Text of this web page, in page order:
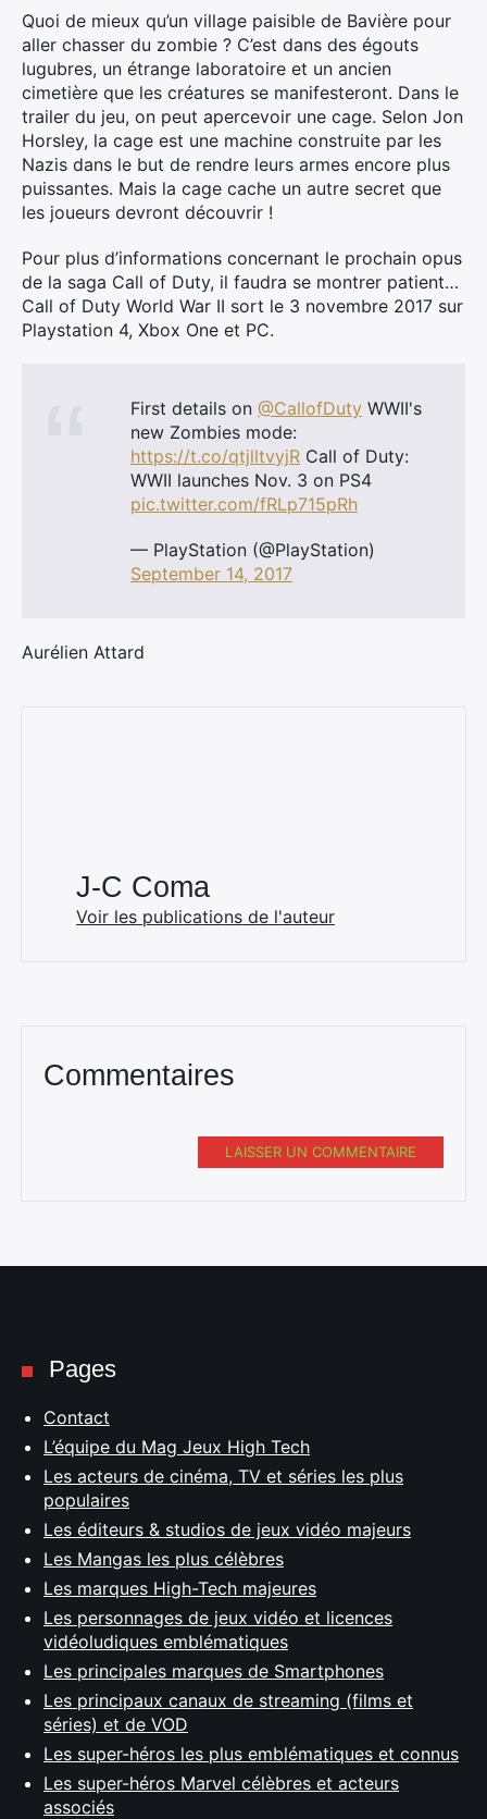
Quoi de mieux qu’un village paisible de Bavière pour
aller chasser du zombie ? C’est dans des égouts
lugubres, un étrange laboratoire et un ancien
cimetière que les créatures se manifesteront. Dans le
trailer du jeu, on peut apercevoir une cage. Selon Jon
Horsley, la cage est une machine construite par les
Nazis dans le but de rendre leurs armes encore plus
puissantes. Mais la cage cache un autre secret que
les joueurs devront découvrir !
Pour plus d’informations concernant le prochain opus
de la saga Call of Duty, il faudra se montrer patient…
Call of Duty World War II sort le 3 novembre 2017 sur
Playstation 4, Xbox One et PC.
First details on @CallofDuty WWII's
new Zombies mode:
https://t.co/qtjlltvyjR Call of Duty:
WWII launches Nov. 3 on PS4
pic.twitter.com/fRLp715pRh
— PlayStation (@PlayStation)
September 14, 2017
Aurélien Attard
J-C Coma
Voir les publications de l'auteur
Commentaires
LAISSER UN COMMENTAIRE
Pages
Contact
L’équipe du Mag Jeux High Tech
Les acteurs de cinéma, TV et séries les plus
populaires
Les éditeurs & studios de jeux vidéo majeurs
Les Mangas les plus célèbres
Les marques High-Tech majeures
Les personnages de jeux vidéo et licences
vidéoludiques emblématiques
Les principales marques de Smartphones
Les principaux canaux de streaming (films et
séries) et de VOD
Les super-héros les plus emblématiques et connus
Les super-héros Marvel célèbres et acteurs
associés
Rechercher
: